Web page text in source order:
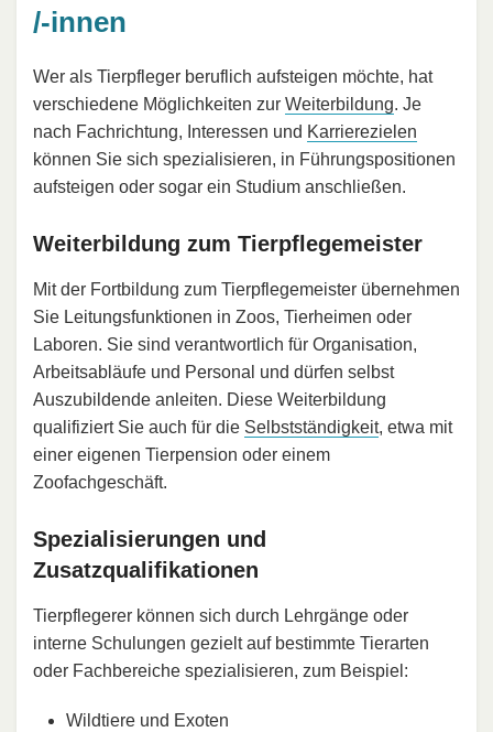
/-innen
Wer als Tierpfleger beruflich aufsteigen möchte, hat
verschiedene Möglichkeiten zur Weiterbildung. Je
nach Fachrichtung, Interessen und Karrierezielen
können Sie sich spezialisieren, in Führungspositionen
aufsteigen oder sogar ein Studium anschließen.
Weiterbildung zum Tierpflegemeister
Mit der Fortbildung zum Tierpflegemeister übernehmen
Sie Leitungsfunktionen in Zoos, Tierheimen oder
Laboren. Sie sind verantwortlich für Organisation,
Arbeitsabläufe und Personal und dürfen selbst
Auszubildende anleiten. Diese Weiterbildung
qualifiziert Sie auch für die Selbstständigkeit, etwa mit
einer eigenen Tierpension oder einem
Zoofachgeschäft.
Spezialisierungen und
Zusatzqualifikationen
Tierpflegerer können sich durch Lehrgänge oder
interne Schulungen gezielt auf bestimmte Tierarten
oder Fachbereiche spezialisieren, zum Beispiel:
Wildtiere und Exoten